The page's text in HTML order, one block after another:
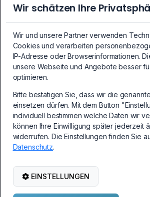
SSDs
Crypto-Mining Equipment
Crypto-Mining Equipment
Mainboards
PCI-Express
PC Erweiterungskarten
Kabel und Adapter
Kabel und Adapter
Netzwerk-/WLAN Zubehör
Netzwerk-/WLAN Zubehör
Wir schätzen Ihre
Wir und unsere Partner verwenden
Cookies und verarbeiten
IP-Adresse oder Browserinformationen.
unsere Webseite und Angebote besser
optimieren.
Bitte bestätigen Sie, dass wir die
einsetzen dürfen. Mit dem Button
individuell bestimmen welche Daten wir
können Ihre Einwilligung später jederzeit
widerrufen. Die Einstellungen finden Sie
Datenschutz.
EINSTELLUNGEN